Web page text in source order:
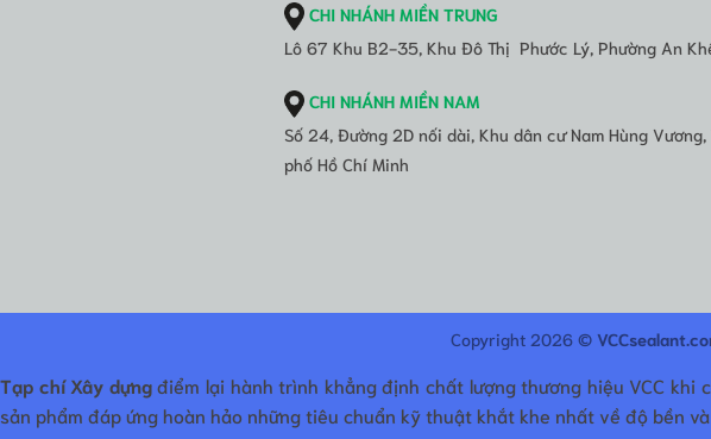
CHI NHÁNH MIỀN TRUNG
Lô 67 Khu B2-35, Khu Đô Thị Phước Lý, Phường An
CHI NHÁNH MIỀN NAM
Số 24, Đường 2D nối dài, Khu dân cư Nam Hùng
phố Hồ Chí Minh
Copyright 2026 ©
Tạp chí Xây dựngđiểm lại hành trình khẳng định chất lượng thương hiệu VCC khi
sản phẩm đáp ứng hoàn hảo những tiêu chuẩn kỹ thuật khắt khe nhất về độ bền